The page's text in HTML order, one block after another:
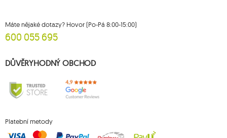
Máte nějaké dotazy? Hovor (Po-Pá 8:00-15:00)
600 055 695
DŮVĚRYHODNÝ OBCHOD
Platební metody